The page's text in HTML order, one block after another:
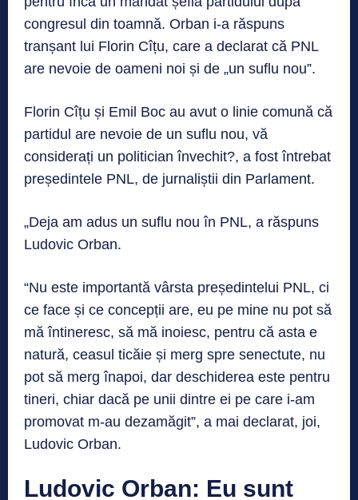
congresul din toamnă. Orban i-a răspuns
tranșant lui Florin Cîțu, care a declarat că PNL
are nevoie de oameni noi și de „un suflu nou”.
Florin Cîțu și Emil Boc au avut o linie comună că
partidul are nevoie de un suflu nou, vă
considerați un politician învechit?, a fost întrebat
președintele PNL, de jurnaliștii din Parlament.
„Deja am adus un suflu nou în PNL, a răspuns
Ludovic Orban.
“Nu este importantă vârsta președintelui PNL, ci
ce face și ce concepții are, eu pe mine nu pot să
mă întineresc, să mă inoiesc, pentru că asta e
natură, ceasul ticăie și merg spre senectute, nu
pot să merg înapoi, dar deschiderea este pentru
tineri, chiar dacă pe unii dintre ei pe care i-am
promovat m-au dezamăgit”, a mai declarat, joi,
Ludovic Orban.
Ludovic Orban: Eu sunt